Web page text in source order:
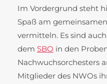
Im Vordergrund steht
Spaß am
vermitteln. Es sind
demSBO in den
Nachwuchsorchesters
Mitglieder des NWOs